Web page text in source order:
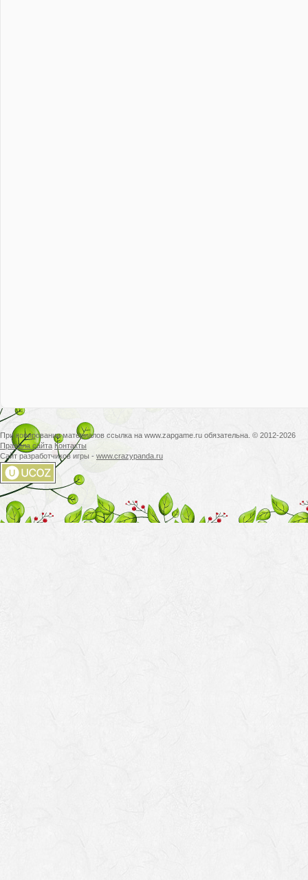
При копировании материалов ссылка на www.zapgame.ru обязательна. © 2012-2026
Правила сайта Контакты
Сайт разработчиков игры - www.crazypanda.ru